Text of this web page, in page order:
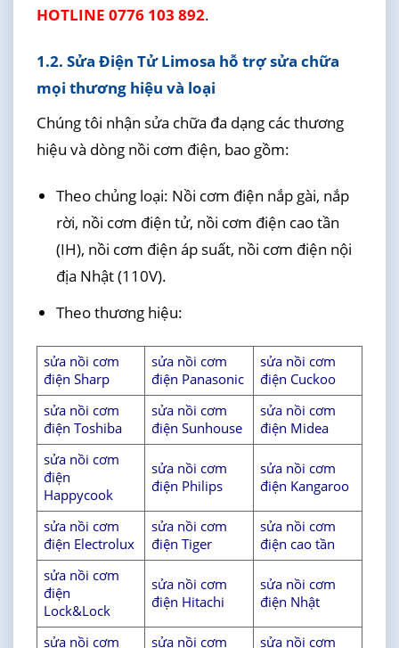
HOTLINE 0776 103 892.
1.2. Sửa Điện Tử Limosa hỗ trợ sửa chữa
mọi thương hiệu và loại
Chúng tôi nhận sửa chữa đa dạng các thương
hiệu và dòng nồi cơm điện, bao gồm:
Theo chủng loại: Nồi cơm điện nắp gài, nắp
rời, nồi cơm điện tử, nồi cơm điện cao tần
(IH), nồi cơm điện áp suất, nồi cơm điện nội
địa Nhật (110V).
Theo thương hiệu:
sửa nồi cơm
điện Sharp
sửa nồi cơm
điện Panasonic
sửa nồi cơm
điện Cuckoo
sửa nồi cơm
điện Toshiba
sửa nồi cơm
điện Sunhouse
sửa nồi cơm
điện Midea
sửa nồi cơm
điện
Happycook
sửa nồi cơm
điện Philips
sửa nồi cơm
điện Kangaroo
sửa nồi cơm
điện Electrolux
sửa nồi cơm
điện Tiger
sửa nồi cơm
điện cao tần
sửa nồi cơm
điện
Lock&Lock
sửa nồi cơm
điện Hitachi
sửa nồi cơm
điện Nhật
sửa nồi cơm sửa nồi cơm sửa nồi cơm